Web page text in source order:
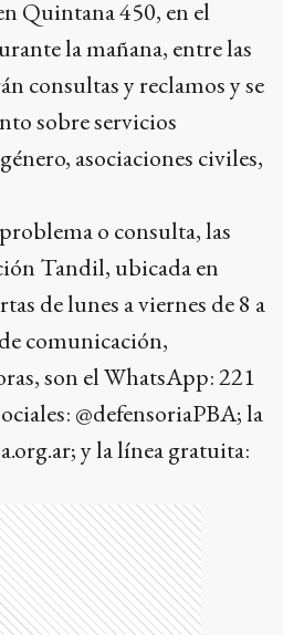
Quintana 450, en el
la mañana, entre las
consultas y reclamos y se
sobre servicios
asociaciones civiles,
o consulta, las
Tandil, ubicada en
de lunes a viernes de 8 a
comunicación,
son el WhatsApp: 221
@defensoriaPBA; la
y la línea gratuita: